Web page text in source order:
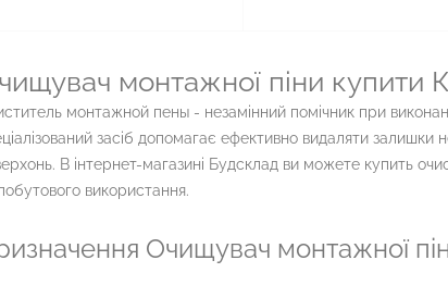
монтажної піни купити
монтажной пены - незамінний помічник при
засіб допомагає ефективно видаляти залишки
В інтернет-магазині Будсклад ви можете купить
використання.
Очищувач монтажної